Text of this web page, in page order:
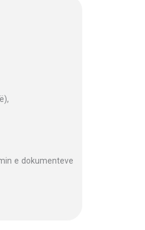
e dokumenteve